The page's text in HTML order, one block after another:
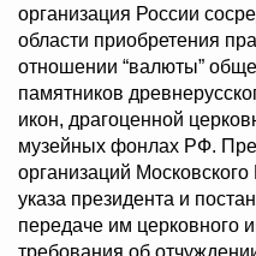
организация России
области приобретения
отношении “валюты”
памятников
икон, драгоценной
музейных фонлах РФ.
организаций
указа президента и
передаче им церковного